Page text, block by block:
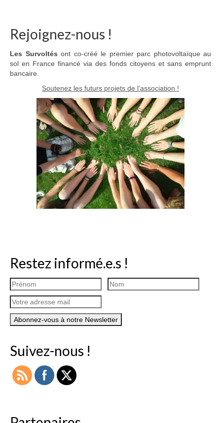
Rejoignez-nous !
Les Survoltés ont co-créé le premier parc photovoltaïque au
sol en France financé via des fonds citoyens et sans emprunt
bancaire.
Soutenez les futurs projets de l'association !
Restez informé.e.s !
Suivez-nous !